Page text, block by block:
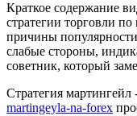
Краткое содержание
стратегии торговли
причины
слабые стороны,
советник, который
Стратегия мартингейл
martingeyla-na-forex